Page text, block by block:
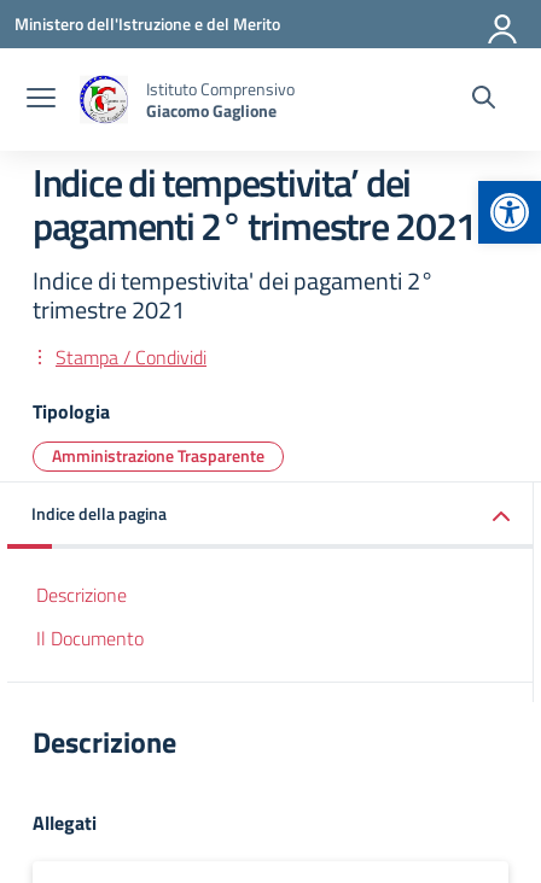
Vai ai contenuti
Vai al menu di navigazione
Vai al footer
Ministero dell'Istruzione e del Merito
Istituto Comprensivo
Giacomo Gaglione
Indice di tempestivita’ dei
pagamenti 2° trimestre 2021
Indice di tempestivita' dei pagamenti 2°
trimestre 2021
Stampa / Condividi
Tipologia
Amministrazione Trasparente
Indice della pagina
Descrizione
Il Documento
Descrizione
Allegati